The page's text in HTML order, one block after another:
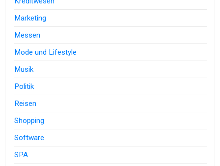
Marketing
Messen
Mode und Lifestyle
Musik
Politik
Reisen
Shopping
Software
SPA